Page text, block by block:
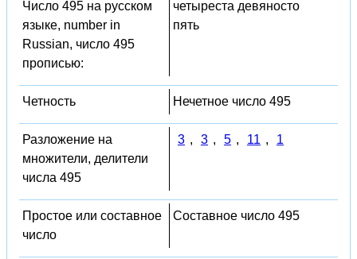
Число 495 на русском
языке, number in
Russian, число 495
прописью:
четыреста девяносто
пять
Четность Нечетное число 495
Разложение на
множители, делители
числа 495
3 , 3 , 5 , 11 , 1
Простое или составное
число
Составное число 495